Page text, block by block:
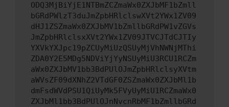
ODQ3MjBiYjE1NTBmZCZmaWx0ZXJbMF1bZmll
bGRdPWlzT3duJmZpbHRlclswXVt2YWx1ZV09
dHJ1ZSZmaWx0ZXJbMV1bZmllbGRdPW1vZGVs
JmZpbHRlclsxXVt2YWx1ZV09JTVCJTdCJTIy
YXVkYXJpc19pZCUyMiUzQSUyMjVhNWNjMThi
ZDA0Y2E5MDg5NDViYjYyNSUyMiU3RCU1RCZm
aWx0ZXJbMV1bb3BdPUlOJmZpbHRlclsyXVtm
aWVsZF09dXNhZ2VTdGF0ZSZmaWx0ZXJbMl1b
dmFsdWVdPSU1QiUyMk5FVyUyMiU1RCZmaWx0
ZXJbMl1bb3BdPUlOJnNvcnRbMF1bZmllbGRd